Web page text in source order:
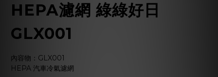
HEPA濾網 綠綠好日
GLX001
內容物：GLX001
HEPA 汽車冷氣濾網